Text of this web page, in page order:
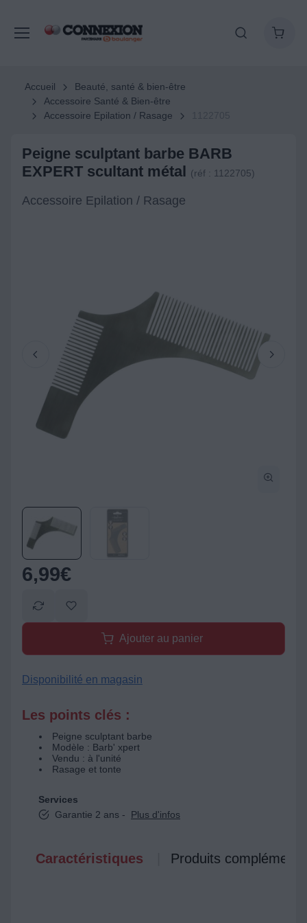
Accueil
Beauté, santé & bien-être
Accessoire Santé & Bien-être
Accessoire Epilation / Rasage
Peigne sculptant barbe BARB
EXPERT scultant métal (réf : 1122705)
Accessoire Epilation / Rasage
6,99€
Ajouter au panier
Disponibilité en magasin
Les points clés :
Peigne sculptant barbe
Modèle : Barb' xpert
Vendu : à l'unité
Rasage et tonte
Services
Garantie 2 ans -
Plus d'infos
Caractéristiques Produits